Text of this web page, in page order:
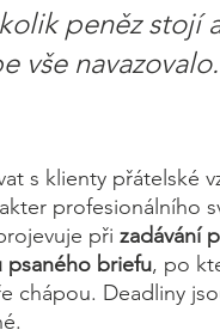
peněz stojí
vše
s klienty přátelské
profesionálního
při zadávání
psaného briefu, po
chápou. Deadliny